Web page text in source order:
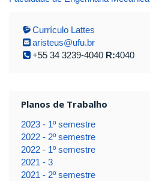
Currículo Lattes
aristeus@ufu.br
+55 34 3239-4040 R:4040
Planos de Trabalho
2023 - 1º semestre
2022 - 2º semestre
2022 - 1º semestre
2021 - 3
2021 - 2º semestre